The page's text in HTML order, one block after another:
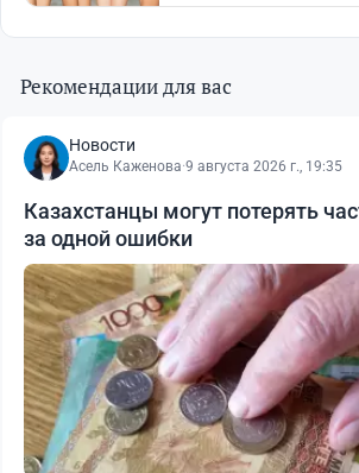
Рекомендации для вас
Новости
Асель Каженова·9 августа 2026 г., 19:35
Казахстанцы могут потерять
за одной ошибки